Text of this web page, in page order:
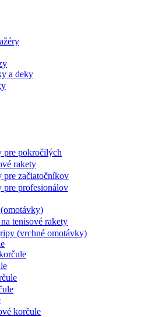
a deky
pre pokročilých
rakety
pre začiatočníkov
pre profesionálov
tenisové rakety
(vrchné omotávky)
korčule